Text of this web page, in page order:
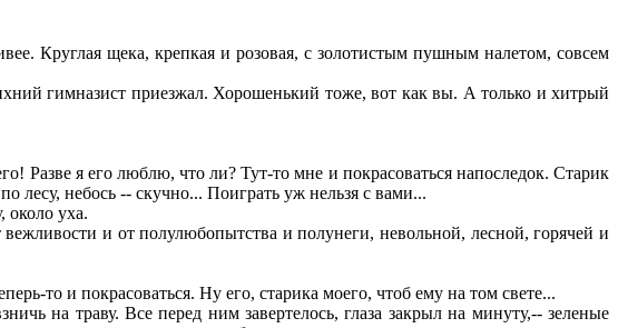
Круглая щека, крепкая и розовая, с золотистым пушным налетом, совсем
гимназист приезжал. Хорошенький тоже, вот как вы. А только и хитрый
Разве я его люблю, что ли? Тут-то мне и покрасоваться напоследок. Старик
небось -- скучно... Поиграть уж нельзя с вами...
около уха.
и от полулюбопытства и полунеги, невольной, лесной, горячей и
то и покрасоваться. Ну его, старика моего, чтоб ему на том свете...
на траву. Все перед ним завертелось, глаза закрыл на минуту,-- зеленые